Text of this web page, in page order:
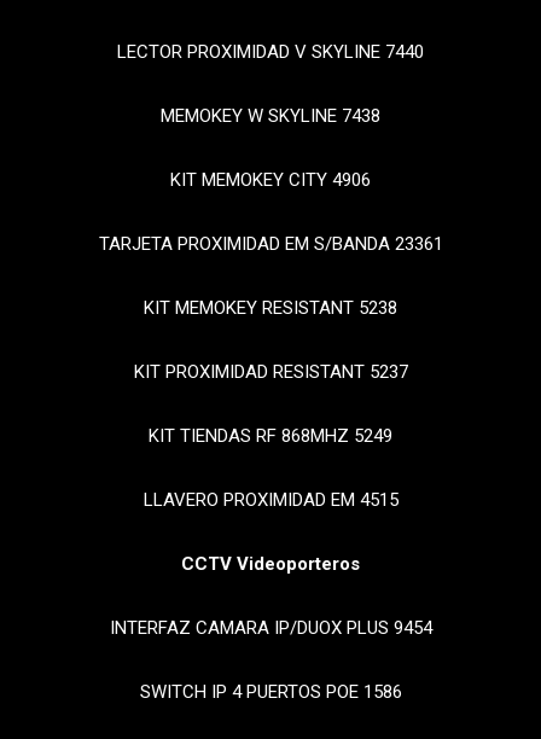
LECTOR PROXIMIDAD V SKYLINE 7440
MEMOKEY W SKYLINE 7438
KIT MEMOKEY CITY 4906
TARJETA PROXIMIDAD EM S/BANDA 23361
KIT MEMOKEY RESISTANT 5238
KIT PROXIMIDAD RESISTANT 5237
KIT TIENDAS RF 868MHZ 5249
LLAVERO PROXIMIDAD EM 4515
CCTV Videoporteros
INTERFAZ CAMARA IP/DUOX PLUS 9454
SWITCH IP 4 PUERTOS POE 1586